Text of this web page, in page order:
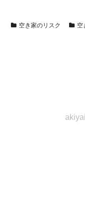
空き家のリスク 空